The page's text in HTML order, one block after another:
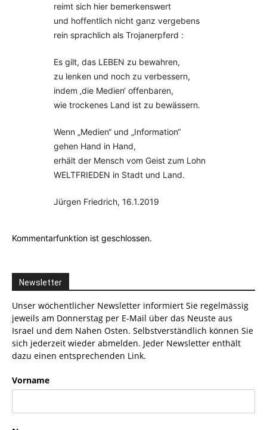
reimt sich hier bemerkenswert
und hoffentlich nicht ganz vergebens
rein sprachlich als Trojanerpferd :
Es gilt, das LEBEN zu bewahren,
zu lenken und noch zu verbessern,
indem ‚die Medien‘ offenbaren,
wie trockenes Land ist zu bewässern.
Wenn „Medien“ und „Information“
gehen Hand in Hand,
erhält der Mensch vom Geist zum Lohn
WELTFRIEDEN in Stadt und Land.
Jürgen Friedrich, 16.1.2019
Kommentarfunktion ist geschlossen.
Newsletter
Unser wöchentlicher Newsletter informiert Sie regelmässig
jeweils am Donnerstag per E-Mail über das Neuste aus
Israel und dem Nahen Osten. Selbstverständlich können Sie
sich jederzeit wieder abmelden. Jeder Newsletter enthält
dazu einen entsprechenden Link.
Vorname